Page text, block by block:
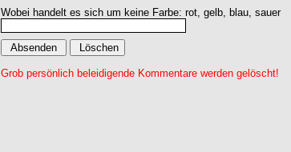
Wobei handelt es sich um keine Farbe: rot, gelb, blau, sauer
Grob persönlich beleidigende Kommentare werden gelöscht!